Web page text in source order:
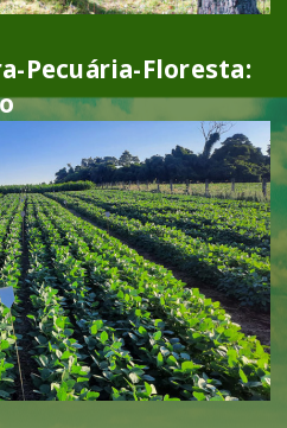
Pecuária-Floresta: